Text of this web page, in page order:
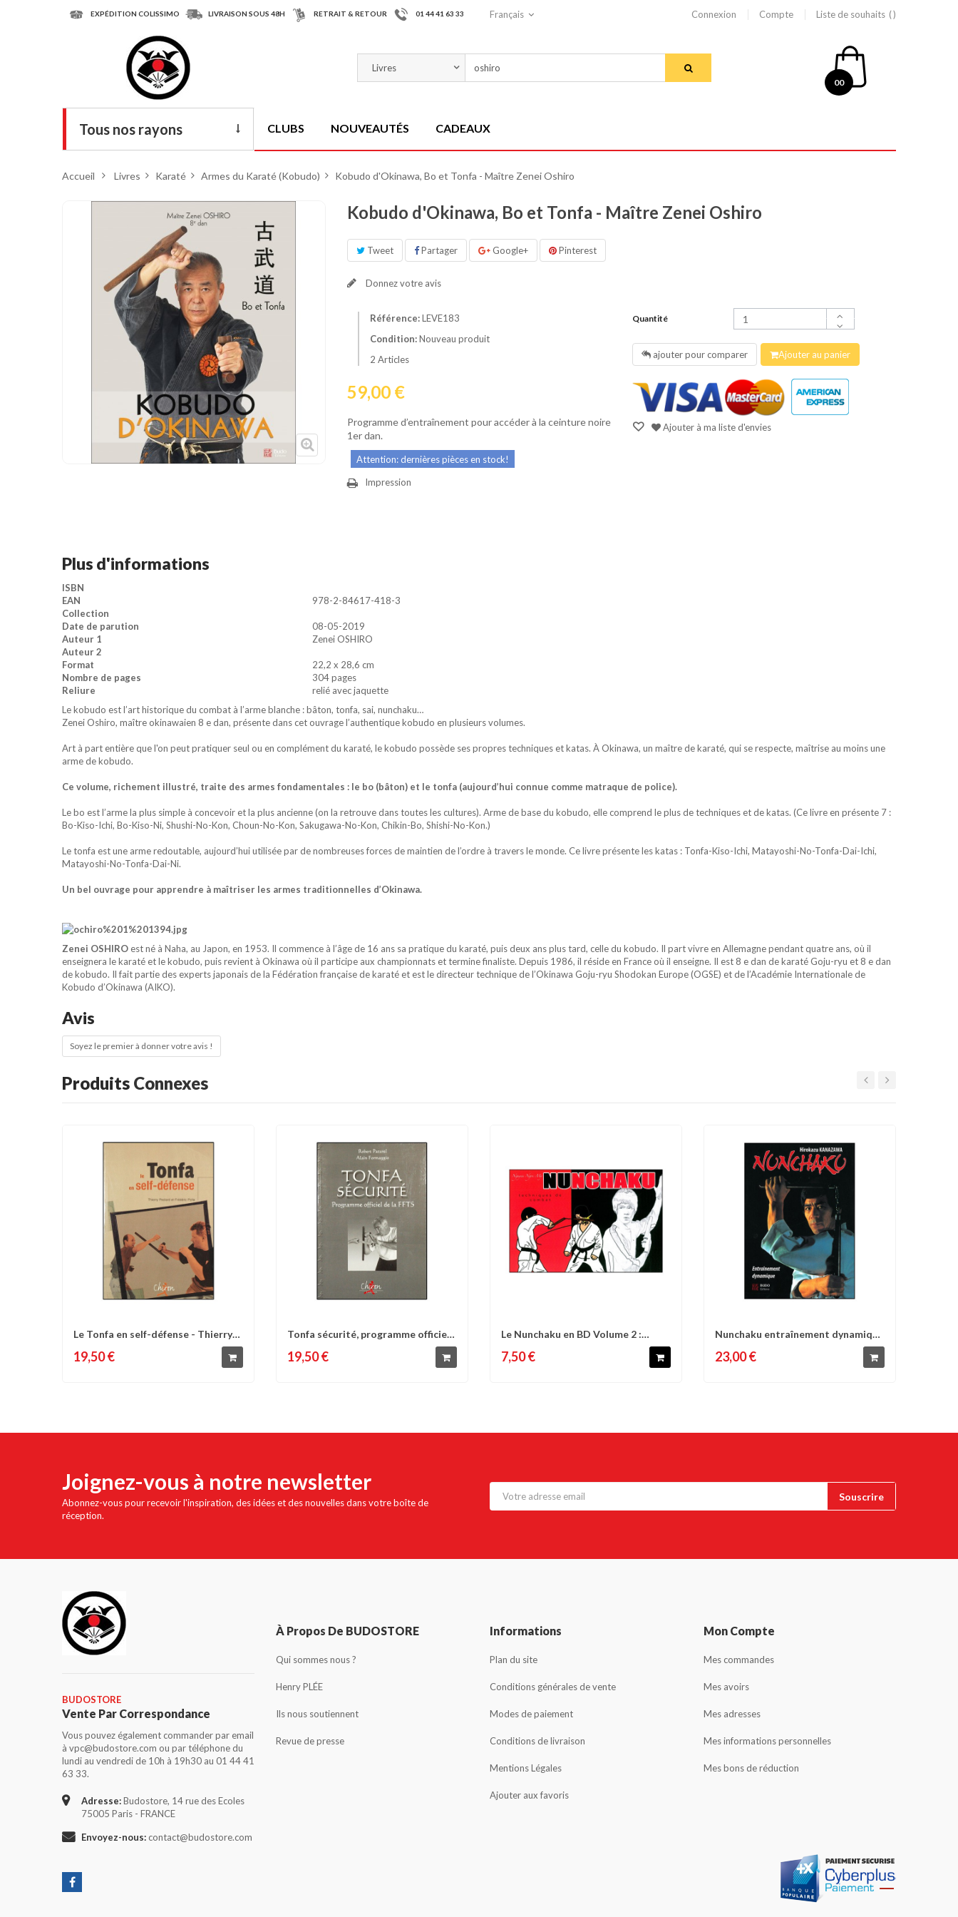
EXPÉDITION COLISSIMO LIVRAISON SOUS 48H RETRAIT & RETOUR 01 44 41 63 33 Français Connexion Compte Liste de souhaits
00
Tous nos rayons
Chaussures
Protections
Cible de frappe
Condition physique
Accessoires
Décoration
Voir plus
CLUBS NOUVEAUTÉS CADEAUX
Accueil > Livres > Karaté > Armes du Karaté (Kobudo) > Kobudo d'Okinawa, Bo et Tonfa - Maître Zenei Oshiro
Kobudo d'Okinawa, Bo et Tonfa - Maître Zenei Oshiro
Tweet Partager Google+ Pinterest
Donnez votre avis
Référence:LEVE183
Condition:Nouveau produit
2 Articles
59,00 €
Programme d’entraînement pour accéder à la ceinture noire
1er dan.
Attention: dernières pièces en stock!
Impression
Quantité
ajouter pour comparer Ajouter au panier
Ajouter à ma liste d'envies
Plus d'informations
ISBN
EAN
978-2-84617-418-3
Collection
Date de parution
08-05-2019
Auteur 1
Zenei OSHIRO
Auteur 2
Format
22,2 x 28,6 cm
Nombre de pages
304 pages
Reliure
relié avec jaquette
Le kobudo est l’art historique du combat à l’arme blanche : bâton, tonfa, sai, nunchaku…
Zenei Oshiro, maître okinawaien 8 e dan, présente dans cet ouvrage l’authentique kobudo en plusieurs volumes.
Art à part entière que l'on peut pratiquer seul ou en complément du karaté, le kobudo possède ses propres techniques et katas. À Okinawa, un maître de karaté, qui se respecte, maîtrise au moins une
arme de kobudo.
Ce volume, richement illustré, traite des armes fondamentales : le bo (bâton) et le tonfa (aujourd’hui connue comme matraque de police).
Le bo est l’arme la plus simple à concevoir et la plus ancienne (on la retrouve dans toutes les cultures). Arme de base du kobudo, elle comprend le plus de techniques et de katas. (Ce livre en présente 7 :
Bo-Kiso-Ichi, Bo-Kiso-Ni, Shushi-No-Kon, Choun-No-Kon, Sakugawa-No-Kon, Chikin-Bo, Shishi-No-Kon.)
Le tonfa est une arme redoutable, aujourd’hui utilisée par de nombreuses forces de maintien de l’ordre à travers le monde. Ce livre présente les katas : Tonfa-Kiso-Ichi, Matayoshi-No-Tonfa-Dai-Ichi,
Matayoshi-No-Tonfa-Dai-Ni.
Un bel ouvrage pour apprendre à maîtriser les armes traditionnelles d’Okinawa.
Zenei OSHIRO est né à Naha, au Japon, en 1953. Il commence à l’âge de 16 ans sa pratique du karaté, puis deux ans plus tard, celle du kobudo. Il part vivre en Allemagne pendant quatre ans, où il
enseignera le karaté et le kobudo, puis revient à Okinawa où il participe aux championnats et termine finaliste. Depuis 1986, il réside en France où il enseigne. Il est 8 e dan de karaté Goju-ryu et 8 e dan
de kobudo. Il fait partie des experts japonais de la Fédération française de karaté et est le directeur technique de l’Okinawa Goju-ryu Shodokan Europe (OGSE) et de l’Académie Internationale de
Kobudo d’Okinawa (AIKO).
Avis
Soyez le premier à donner votre avis !
Produits Connexes
Comparer Liste d'envies
Le Tonfa en self-défense - Thierry
19,50 €
Comparer Liste d'envies
Tonfa sécurité, programme officiel
19,50 €
Comparer Liste d'envies
Le Nunchaku en BD Volume 2 :
7,50 €
Comparer Liste d'envies
Nunchaku entraînement dynamique
23,00 €
Joignez-vous à notre newsletter
Abonnez-vous pour recevoir l'inspiration, des idées et des nouvelles dans votre boîte de
réception.
BUDOSTORE
Vente Par Correspondance
Vous pouvez également commander par email
à vpc@budostore.com ou par téléphone du
lundi au vendredi de 10h à 19h30 au 01 44 41
63 33.
Adresse:Budostore, 14 rue des Ecoles
75005 Paris - FRANCE
Envoyez-nous: contact@budostore.com
À Propos De BUDOSTORE
Qui sommes nous ?
Henry PLÉE
Ils nous soutiennent
Revue de presse
Informations
Plan du site
Conditions générales de vente
Modes de paiement
Conditions de livraison
Mentions Légales
Ajouter aux favoris
Mon Compte
Mes commandes
Mes avoirs
Mes adresses
Mes informations personnelles
Mes bons de réduction